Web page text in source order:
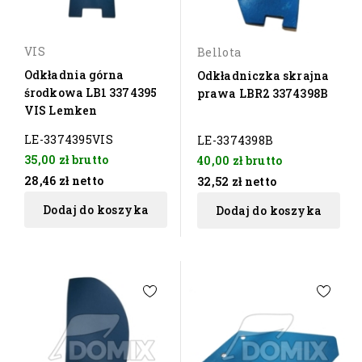
VIS
Odkładnia górna
środkowa LB1 3374395
VIS Lemken
LE-3374395VIS
35,00 złbrutto
28,46 zł netto
Dodaj do koszyka
Bellota
Odkładniczka skrajna
prawa LBR2 3374398B
LE-3374398B
40,00 złbrutto
32,52 zł netto
Dodaj do koszyka